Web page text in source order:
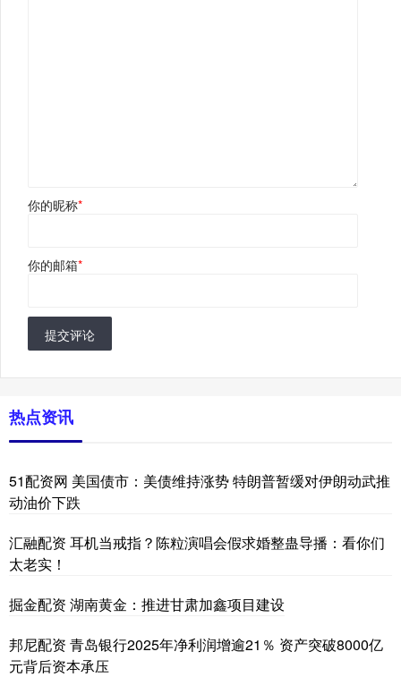
你的昵称*
你的邮箱*
提交评论
热点资讯
51配资网 美国债市：美债维持涨势 特朗普暂缓对伊朗动武推
动油价下跌
汇融配资 耳机当戒指？陈粒演唱会假求婚整蛊导播：看你们
太老实！
掘金配资 湖南黄金：推进甘肃加鑫项目建设
邦尼配资 青岛银行2025年净利润增逾21％ 资产突破8000亿
元背后资本承压